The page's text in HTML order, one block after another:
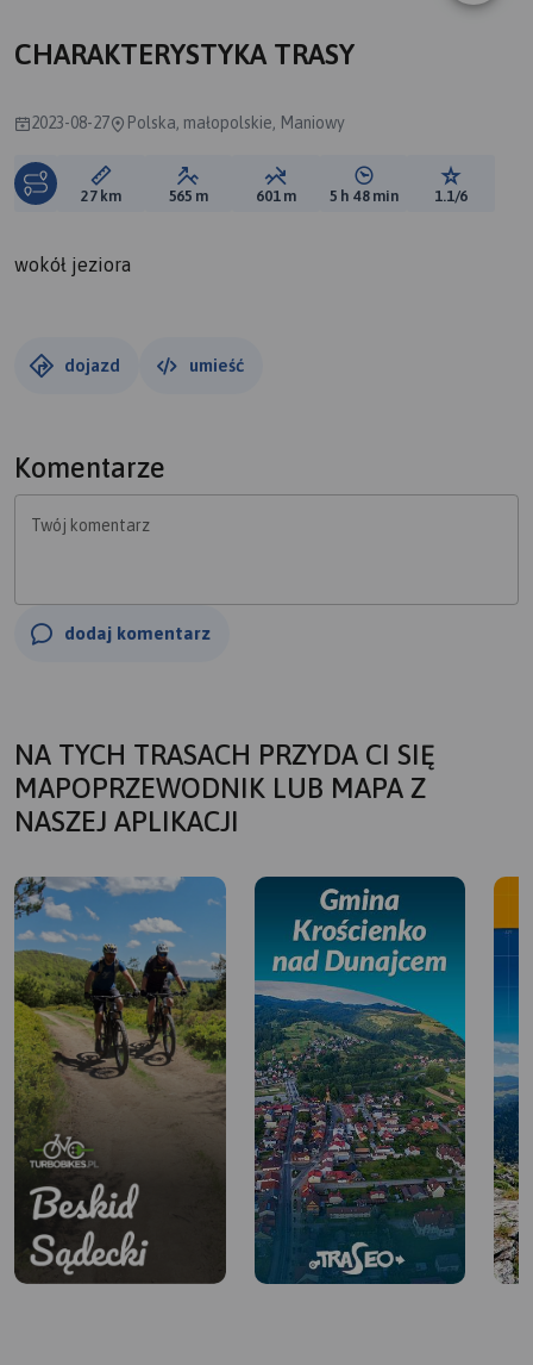
CHARAKTERYSTYKA TRASY
2023-08-27 Polska, małopolskie, Maniowy
Długość trasy:
27 km Suma przewyższeń:
565 m Suma spadków:
601 m Średni czas potrzebny
5 h 48 min Ocena
1.1/6
wokół jeziora
dojazd umieść
Komentarze
Twój komentarz
dodaj komentarz
NA TYCH TRASACH PRZYDA CI SIĘ
MAPOPRZEWODNIK LUB MAPA Z
NASZEJ APLIKACJI